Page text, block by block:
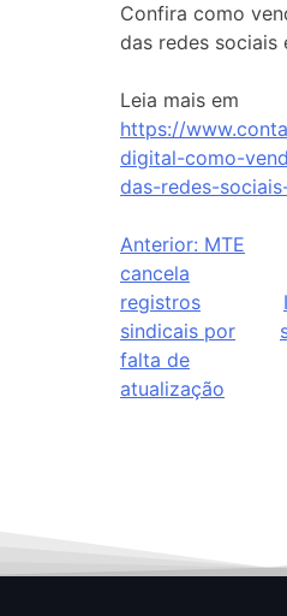
Confira como
das redes sociais
Leia mais em
https://
digital-como-
das-redes-
Anterior: MTE
cancela
registros
sindicais por
falta de
atualização